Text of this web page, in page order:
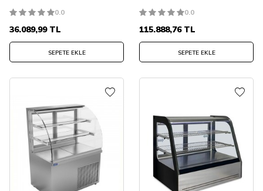
0.0
36.089,99TL
SEPETE EKLE
0.0
115.888,76TL
SEPETE EKLE